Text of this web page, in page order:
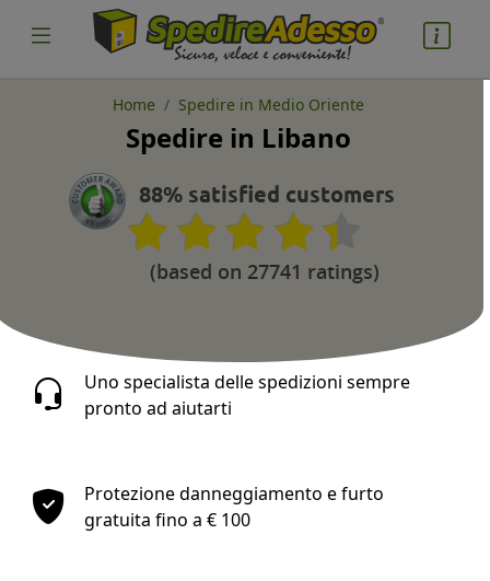
cosa spedire
Pacco
Nazione partenza
Nazione arrivo
quantità
1
Home Spedire in Medio Oriente
Spedire in Libano
88% satisfied customers
(based on 27741 ratings)
Uno specialista delle spedizioni sempre
pronto ad aiutarti
Protezione danneggiamento e furto
gratuita fino a € 100